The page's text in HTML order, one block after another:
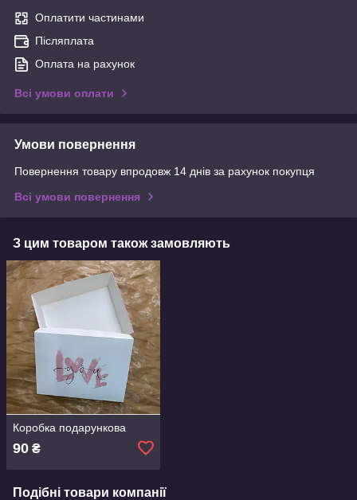
Оплатити частинами
Післяплата
Оплата на рахунок
Всі умови оплати
Умови повернення
Повернення товару впродовж 14 днів за рахунок покупця
Всі умови повернення
З цим товаром також замовляють
Коробка подарункова
90 ₴
Подібні товари компанії